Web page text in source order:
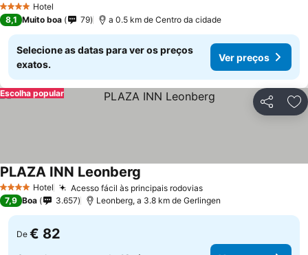
4 EstrelasHotel
8,1 Muito boa 79 a 0.5 km de Centro da cidade
Selecione as datas para ver os preços
exatos.
Ver preços
Partilhar
Escolha popular
4 EstrelasHotel Acesso fácil às principais rodovias
PLAZA INN Leonberg
7,9 Boa 3.657 Leonberg, a 3.8 km de Gerlingen
De € 82